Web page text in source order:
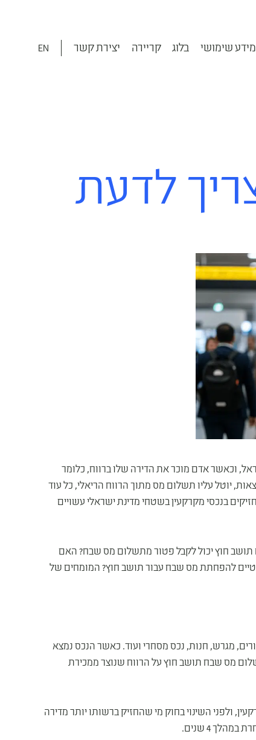
שימושי בלוג קריירה יצירת קשר EN
לדעת
וכאשר אדם מוכר את הדירה שלו ברווח, כלומר
יוטל עליו תשלום מס מתוך הרווח הריאלי, כל עוד
בנכסי מקרקעין בשטחי מדינת ישראלי עשויים
חוץ יכול לקבל פטור מתשלום מס שבח? האם
להפחתת מס שבח עבור תושב חוץ? המומחים של
מגרש, חנות, נכס מסחרי ועוד. כאשר הנכס נמצא
מס שבח תושב חוץ על הרווח שנוצר ממכירת
מיסוי מקרקעין, ולפני השינוי בחוק מי שהחזיק ברשותו יותר מדירה
4 שנים.